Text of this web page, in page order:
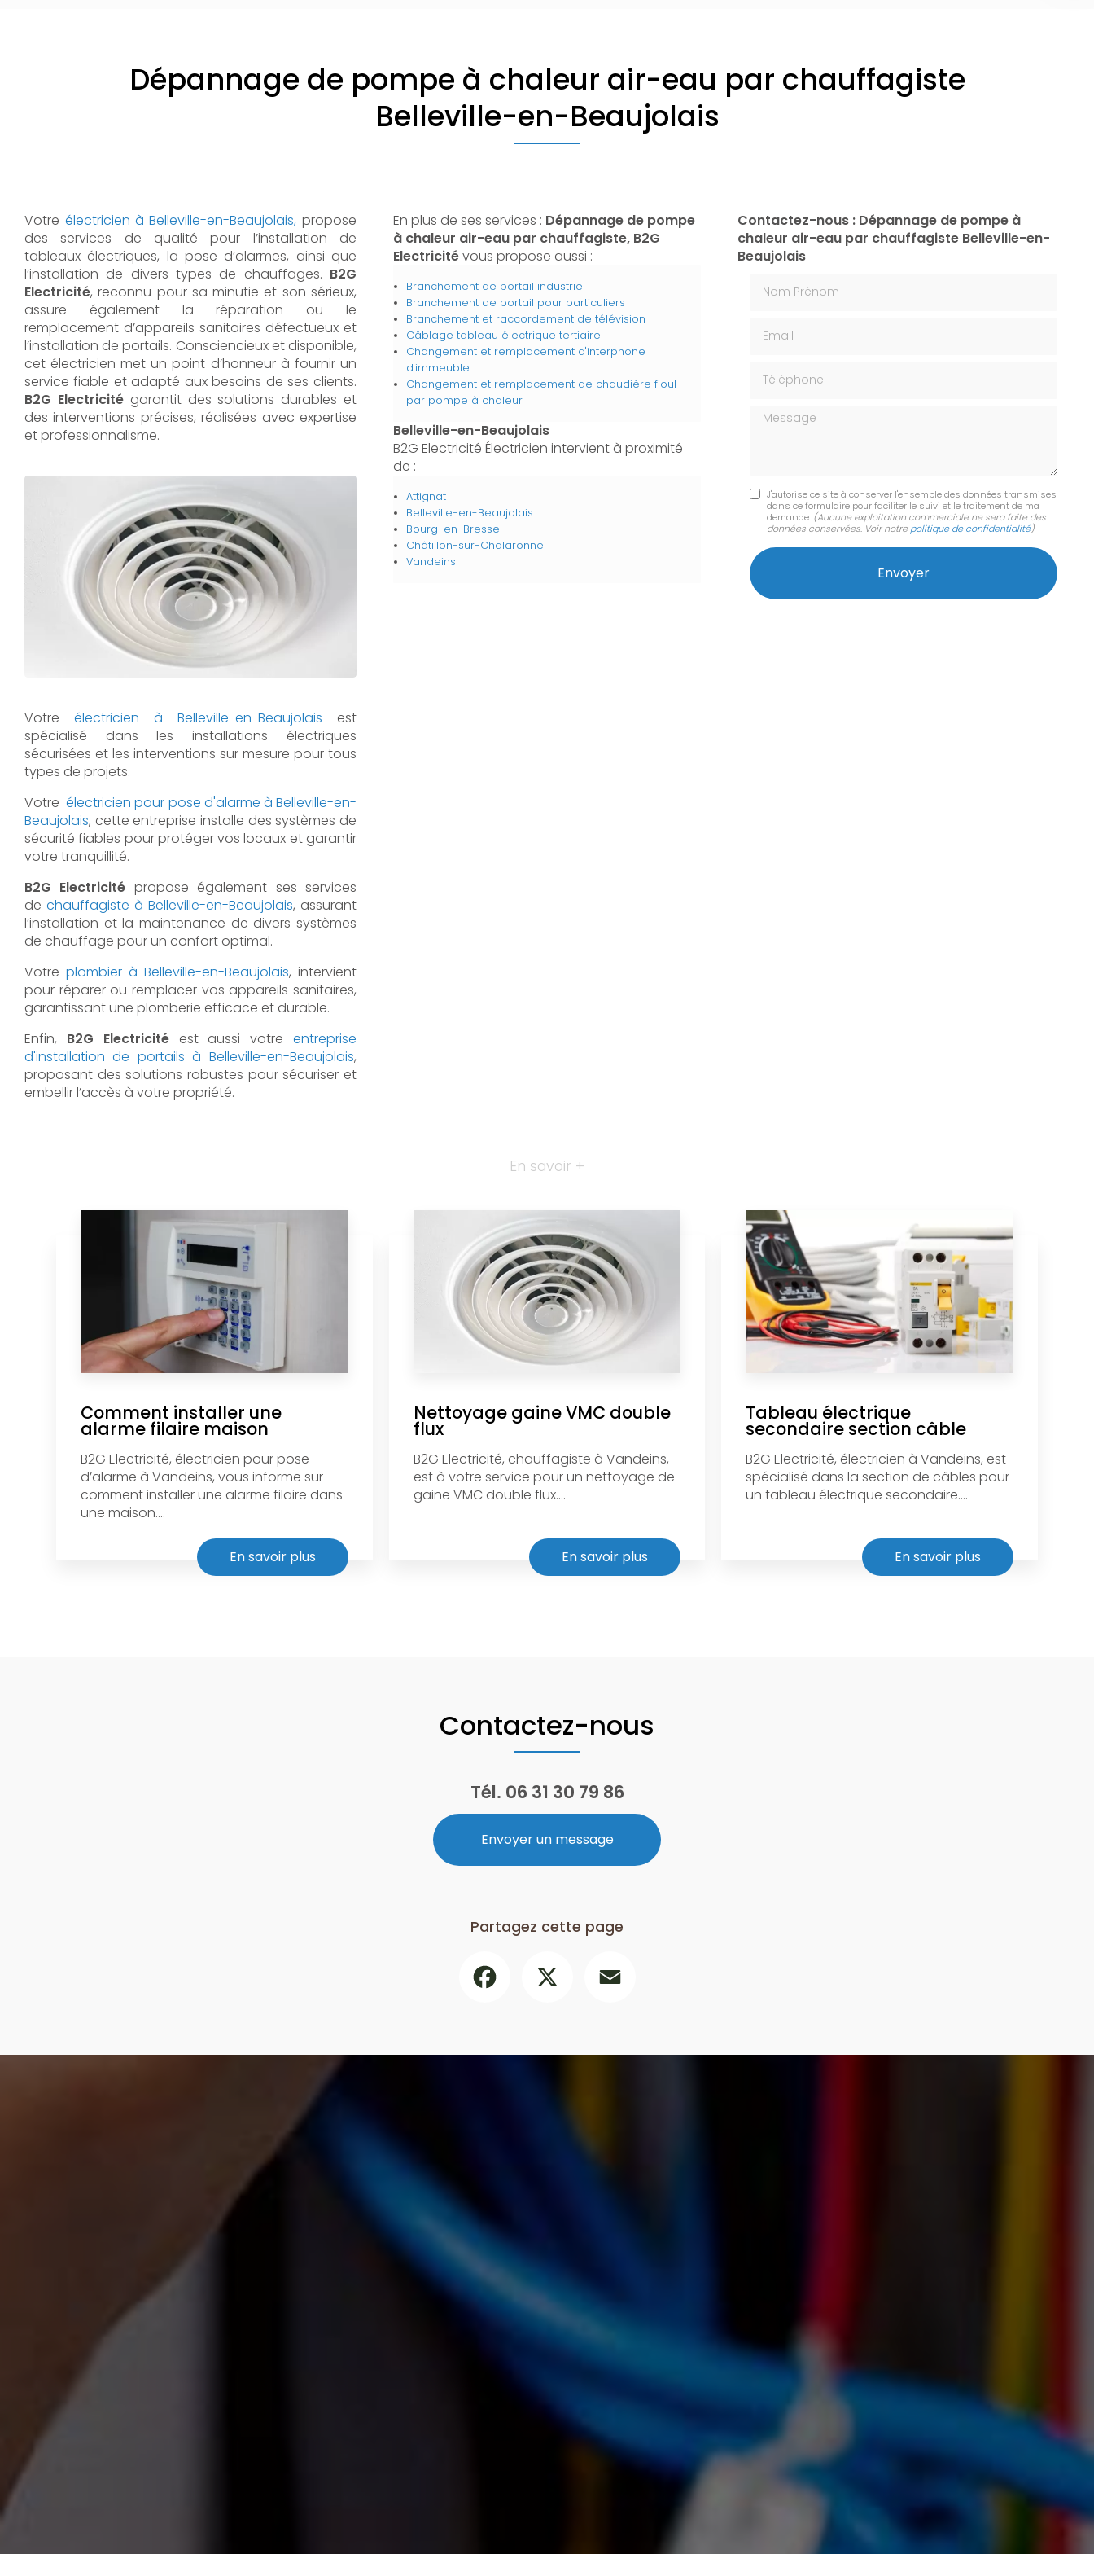
Dépannage de pompe à chaleur air-eau par chauffagiste
Belleville-en-Beaujolais
Votre électricien à Belleville-en-Beaujolais, propose
des services de qualité pour l’installation de
tableaux électriques, la pose d’alarmes, ainsi que
l’installation de divers types de chauffages. B2G
Electricité, reconnu pour sa minutie et son sérieux,
assure également la réparation ou le
remplacement d’appareils sanitaires défectueux et
l’installation de portails. Consciencieux et disponible,
cet électricien met un point d’honneur à fournir un
service fiable et adapté aux besoins de ses clients.
B2G Electricité garantit des solutions durables et
des interventions précises, réalisées avec expertise
et professionnalisme.
Votre électricien à Belleville-en-Beaujolais est
spécialisé dans les installations électriques
sécurisées et les interventions sur mesure pour tous
types de projets.
Votreélectricien pour pose d'alarme à Belleville-en-
Beaujolais, cette entreprise installe des systèmes de
sécurité fiables pour protéger vos locaux et garantir
votre tranquillité.
B2G Electricité propose également ses services
de chauffagiste à Belleville-en-Beaujolais, assurant
l’installation et la maintenance de divers systèmes
de chauffage pour un confort optimal.
Votre plombier à Belleville-en-Beaujolais, intervient
pour réparer ou remplacer vos appareils sanitaires,
garantissant une plomberie efficace et durable.
Enfin, B2G Electricitéest aussi votreentreprise
d'installation de portails à Belleville-en-Beaujolais,
proposant des solutions robustes pour sécuriser et
embellir l’accès à votre propriété.
En plus de ses services : Dépannage de pompe
à chaleur air-eau par chauffagiste, B2G
Electricitévous propose aussi :
Branchement de portail industriel
Branchement de portail pour particuliers
Branchement et raccordement de télévision
Câblage tableau électrique tertiaire
Changement et remplacement d'interphone
d'immeuble
Changement et remplacement de chaudière fioul
par pompe à chaleur
Belleville-en-Beaujolais
B2G Electricité Électricien intervient à proximité
de :
Attignat
Belleville-en-Beaujolais
Bourg-en-Bresse
Châtillon-sur-Chalaronne
Vandeins
Contactez-nous : Dépannage de pompe à
chaleur air-eau par chauffagiste Belleville-en-
Beaujolais
Message
J'autorise ce site à conserver l'ensemble des données transmises
dans ce formulaire pour faciliter le suivi et le traitement de ma
demande. (Aucune exploitation commerciale ne sera faite des
données conservées. Voir notre politique de confidentialité)
En savoir +
Comment installer une
alarme filaire maison
B2G Electricité, électricien pour pose
d’alarme à Vandeins, vous informe sur
comment installer une alarme filaire dans
une maison....
En savoir plus
Nettoyage gaine VMC double
flux
B2G Electricité, chauffagiste à Vandeins,
est à votre service pour un nettoyage de
gaine VMC double flux....
En savoir plus
Tableau électrique
secondaire section câble
B2G Electricité, électricien à Vandeins, est
spécialisé dans la section de câbles pour
un tableau électrique secondaire....
En savoir plus
Contactez-nous
Tél. 06 31 30 79 86
Envoyer un message
Partagez cette page